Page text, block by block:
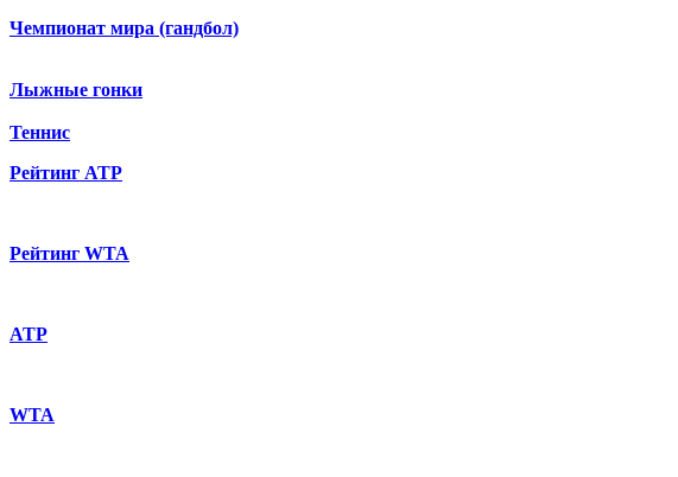
Чемпионат мира (гандбол)
Лыжные гонки
Теннис
Рейтинг ATP
Рейтинг WTA
ATP
WTA